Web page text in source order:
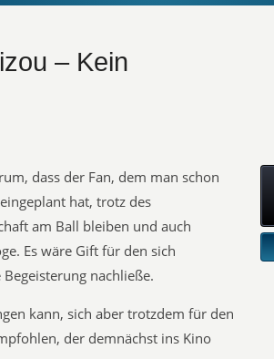
– Kein
dass der Fan, dem man schon
hat, trotz des
am Ball bleiben und auch
Es wäre Gift für den sich
nachließe.
kann, sich aber trotzdem für den
der demnächst ins Kino